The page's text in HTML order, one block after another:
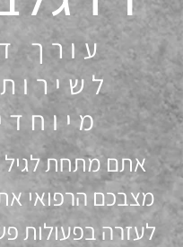
עורך
מצבכם הרפואי
לעזרה בפעולות